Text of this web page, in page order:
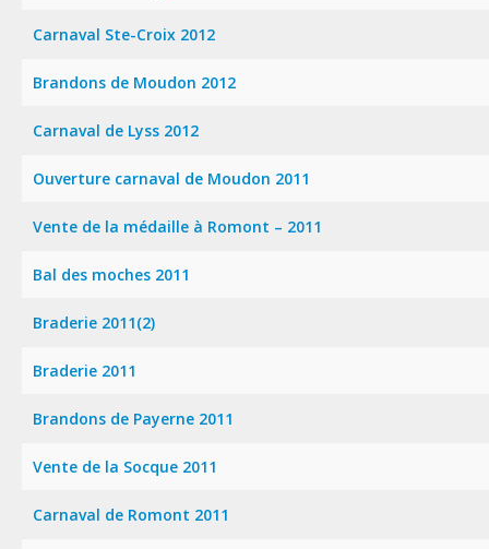
Carnaval Ste-Croix 2012
Brandons de Moudon 2012
Carnaval de Lyss 2012
Ouverture carnaval de Moudon 2011
Vente de la médaille à Romont – 2011
Bal des moches 2011
Braderie 2011(2)
Braderie 2011
Brandons de Payerne 2011
Vente de la Socque 2011
Carnaval de Romont 2011